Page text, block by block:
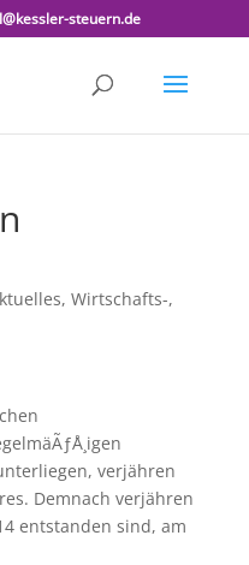
steuern.de
, Wirtschafts-,
verjähren
Demnach verjähren
entstanden sind, am